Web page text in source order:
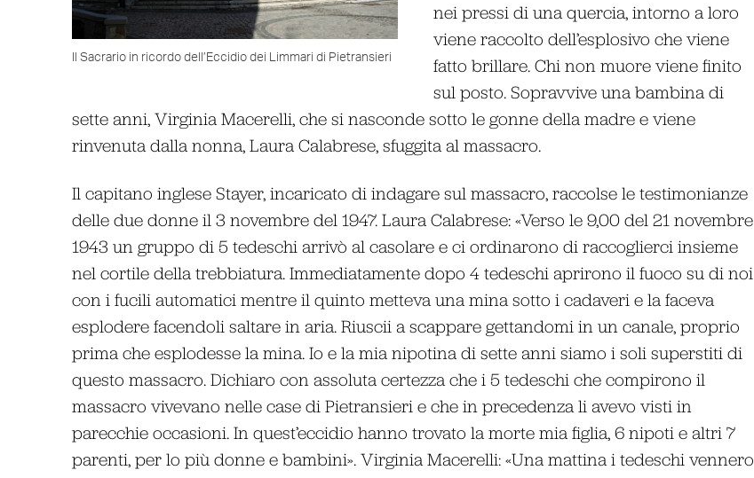
Il Sacrario in ricordo dell’Eccidio dei Limmari di Pietransieri
nei pressi di una quercia, intorno a loro
viene raccolto dell’esplosivo che viene
fatto brillare. Chi non muore viene finito
sul posto. Sopravvive una bambina di
sette anni, Virginia Macerelli, che si nasconde sotto le gonne della madre e viene
rinvenuta dalla nonna, Laura Calabrese, sfuggita al massacro.
Il capitano inglese Stayer, incaricato di indagare sul massacro, raccolse le testimonianze
delle due donne il 3 novembre del 1947. Laura Calabrese: «Verso le 9,00 del 21 novembre
1943 un gruppo di 5 tedeschi arrivò al casolare e ci ordinarono di raccoglierci insieme
nel cortile della trebbiatura. Immediatamente dopo 4 tedeschi aprirono il fuoco su di noi
con i fucili automatici mentre il quinto metteva una mina sotto i cadaveri e la faceva
esplodere facendoli saltare in aria. Riuscii a scappare gettandomi in un canale, proprio
prima che esplodesse la mina. Io e la mia nipotina di sette anni siamo i soli superstiti di
questo massacro. Dichiaro con assoluta certezza che i 5 tedeschi che compirono il
massacro vivevano nelle case di Pietransieri e che in precedenza li avevo visti in
parecchie occasioni. In quest’eccidio hanno trovato la morte mia figlia, 6 nipoti e altri 7
parenti, per lo più donne e bambini». Virginia Macerelli: «Una mattina i tedeschi vennero